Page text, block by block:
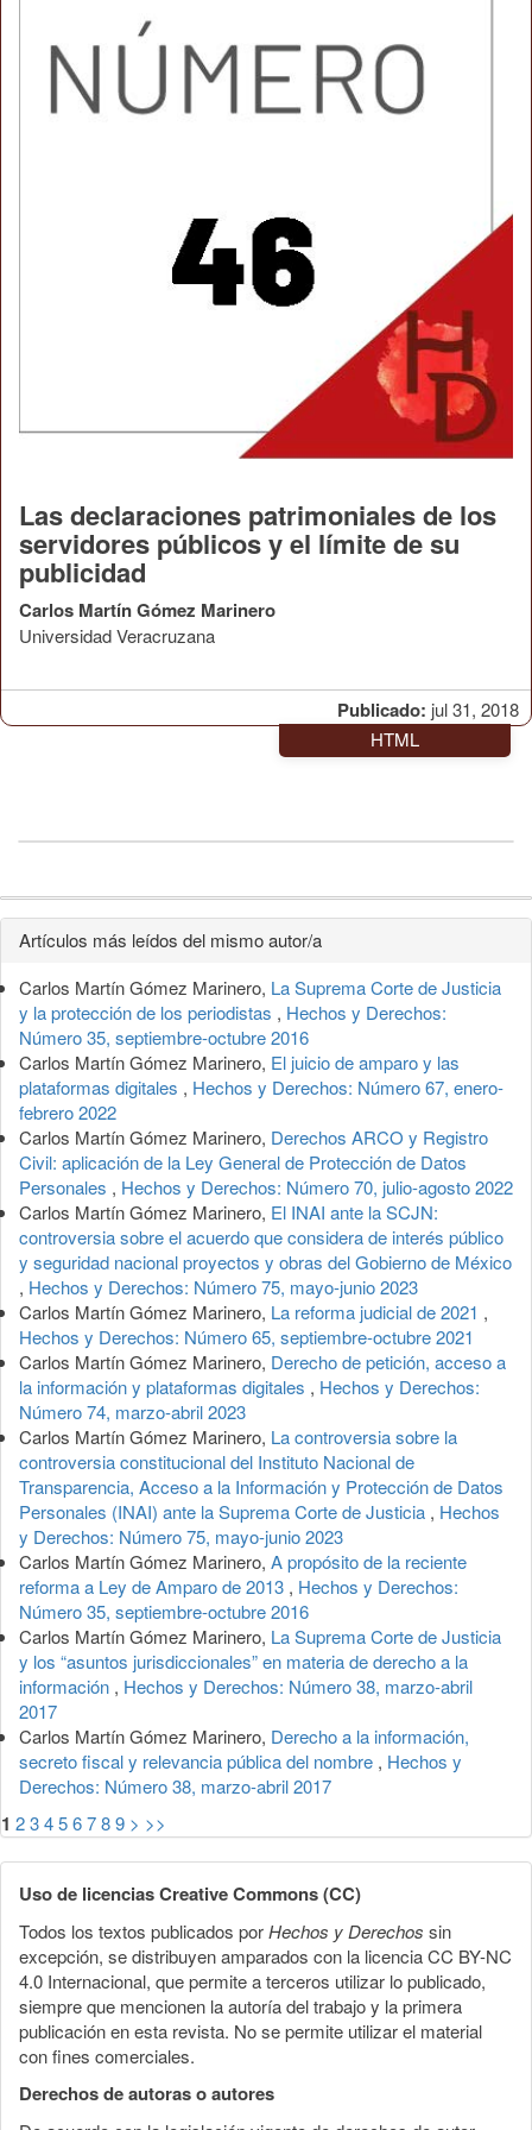
Publicado: jul 31, 2018
Las declaraciones patrimoniales de los
servidores públicos y el límite de su
publicidad
Carlos Martín Gómez Marinero
Universidad Veracruzana
HTML
Detalles
del
artículo
Artículos más leídos del mismo autor/a
Carlos Martín Gómez Marinero, La Suprema Corte de Justicia
y la protección de los periodistas , Hechos y Derechos:
Número 35, septiembre-octubre 2016
Carlos Martín Gómez Marinero, El juicio de amparo y las
plataformas digitales , Hechos y Derechos: Número 67, enero-
febrero 2022
Carlos Martín Gómez Marinero, Derechos ARCO y Registro
Civil: aplicación de la Ley General de Protección de Datos
Personales , Hechos y Derechos: Número 70, julio-agosto 2022
Carlos Martín Gómez Marinero, El INAI ante la SCJN:
controversia sobre el acuerdo que considera de interés público
y seguridad nacional proyectos y obras del Gobierno de México
, Hechos y Derechos: Número 75, mayo-junio 2023
Carlos Martín Gómez Marinero, La reforma judicial de 2021 ,
Hechos y Derechos: Número 65, septiembre-octubre 2021
Carlos Martín Gómez Marinero, Derecho de petición, acceso a
la información y plataformas digitales , Hechos y Derechos:
Número 74, marzo-abril 2023
Carlos Martín Gómez Marinero, La controversia sobre la
controversia constitucional del Instituto Nacional de
Transparencia, Acceso a la Información y Protección de Datos
Personales (INAI) ante la Suprema Corte de Justicia , Hechos
y Derechos: Número 75, mayo-junio 2023
Carlos Martín Gómez Marinero, A propósito de la reciente
reforma a Ley de Amparo de 2013 , Hechos y Derechos:
Número 35, septiembre-octubre 2016
Carlos Martín Gómez Marinero, La Suprema Corte de Justicia
y los “asuntos jurisdiccionales” en materia de derecho a la
información , Hechos y Derechos: Número 38, marzo-abril
2017
Carlos Martín Gómez Marinero, Derecho a la información,
secreto fiscal y relevancia pública del nombre , Hechos y
Derechos: Número 38, marzo-abril 2017
1 23456789 > >>
Uso de licencias Creative Commons (CC)
Todos los textos publicados porHechos y Derechos sin
excepción, se distribuyen amparados con la licencia CC BY-NC
4.0 Internacional, que permite a terceros utilizar lo publicado,
siempre que mencionen la autoría del trabajo y la primera
publicación en esta revista. No se permite utilizar el material
con fines comerciales.
Derechos de autoras o autores